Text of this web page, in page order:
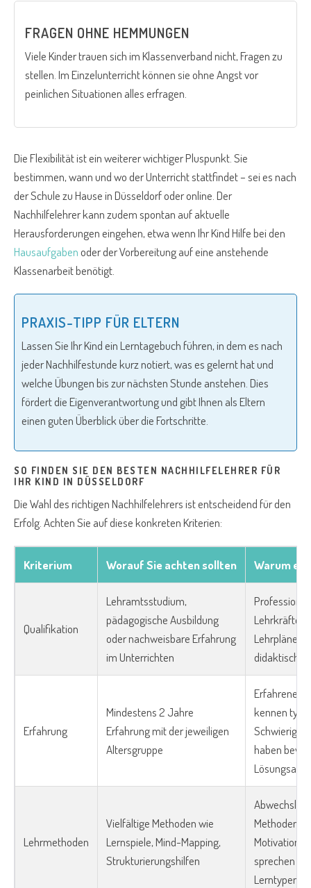
FRAGEN OHNE HEMMUNGEN
Viele Kinder trauen sich im Klassenverband nicht, Fragen zu
stellen. Im Einzelunterricht können sie ohne Angst vor
peinlichen Situationen alles erfragen.
Die Flexibilität ist ein weiterer wichtiger Pluspunkt. Sie
bestimmen, wann und wo der Unterricht stattfindet – sei es nach
der Schule zu Hause in Düsseldorf oder online. Der
Nachhilfelehrer kann zudem spontan auf aktuelle
Herausforderungen eingehen, etwa wenn Ihr Kind Hilfe bei den
Hausaufgabenoder der Vorbereitung auf eine anstehende
Klassenarbeit benötigt.
PRAXIS-TIPP FÜR ELTERN
Lassen Sie Ihr Kind ein Lerntagebuch führen, in dem es nach
jeder Nachhilfestunde kurz notiert, was es gelernt hat und
welche Übungen bis zur nächsten Stunde anstehen. Dies
fördert die Eigenverantwortung und gibt Ihnen als Eltern
einen guten Überblick über die Fortschritte.
SO FINDEN SIE DEN BESTEN NACHHILFELEHRER FÜR
IHR KIND IN DÜSSELDORF
Die Wahl des richtigen Nachhilfelehrers ist entscheidend für den
Erfolg. Achten Sie auf diese konkreten Kriterien:
Kriterium Worauf Sie achten sollten Warum es
Qualifikation
Lehramtsstudium,
pädagogische Ausbildung
oder nachweisbare Erfahrung
im Unterrichten
Lehrkräfte
Lehrpläne
Erfahrung
Mindestens 2 Jahre
Erfahrung mit der jeweiligen
Altersgruppe
Erfahrene
kennen
haben
Lehrmethoden
Vielfältige Methoden wie
Lernspiele, Mind-Mapping,
Strukturierungshilfen
Methoden
Motivation
sprechen
Lerntypen an